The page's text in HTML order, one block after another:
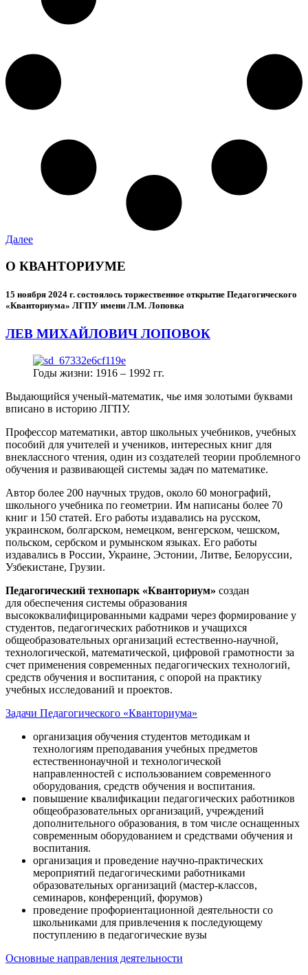
Далее
О КВАНТОРИУМЕ
15 ноября 2024 г. состоялось торжественное открытие Педагогического
«Кванториума» ЛГПУ имени Л.М. Лоповка
ЛЕВ МИХАЙЛОВИЧ ЛОПОВОК
Годы жизни: 1916 – 1992 гг.
Выдающийся ученый-математик, чье имя золотыми буквами
вписано в историю ЛГПУ.
Профессор математики, автор школьных учебников, учебных
пособий для учителей и учеников, интересных книг для
внеклассного чтения, один из создателей теории проблемного
обучения и развивающей системы задач по математике.
Автор более 200 научных трудов, около 60 монографий,
школьного учебника по геометрии. Им написаны более 70
книг и 150 статей. Его работы издавались на русском,
украинском, болгарском, немецком, венгерском, чешском,
польском, сербском и румынском языках. Его работы
издавались в России, Украине, Эстонии, Литве, Белоруссии,
Узбекистане, Грузии.
Педагогический технопарк «Кванториум» создан
для обеспечения системы образования
высококвалифицированными кадрами через формирование у
студентов, педагогических работников и учащихся
общеобразовательных организаций естественно-научной,
технологической, математической, цифровой грамотности за
счет применения современных педагогических технологий,
средств обучения и воспитания, с опорой на практику
учебных исследований и проектов.
Задачи Педагогического «Кванториума»
организация обучения студентов методикам и
технологиям преподавания учебных предметов
естественнонаучной и технологической
направленностей с использованием современного
оборудования, средств обучения и воспитания.
повышение квалификации педагогических работников
общеобразовательных организаций, учреждений
дополнительного образования, в том числе оснащенных
современным оборудованием и средствами обучения и
воспитания.
организация и проведение научно-практических
мероприятий педагогическими работниками
образовательных организаций (мастер-классов,
семинаров, конференций, форумов)
проведение профориентационной деятельности со
школьниками для привлечения к последующему
поступлению в педагогические вузы
Основные направления деятельности